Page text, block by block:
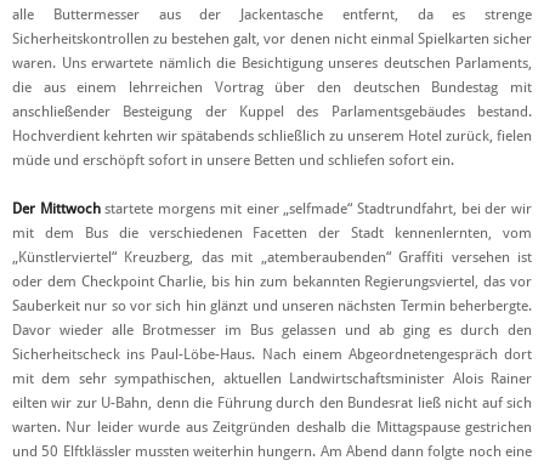
alle Buttermesser aus der Jackentasche entfernt, da es strenge
Sicherheitskontrollen zu bestehen galt, vor denen nicht einmal Spielkarten sicher
waren. Uns erwartete nämlich die Besichtigung unseres deutschen Parlaments,
die aus einem lehrreichen Vortrag über den deutschen Bundestag mit
anschließender Besteigung der Kuppel des Parlamentsgebäudes bestand.
Hochverdient kehrten wir spätabends schließlich zu unserem Hotel zurück, fielen
müde und erschöpft sofort in unsere Betten und schliefen sofort ein.
Der Mittwochstartete morgens mit einer „selfmade“ Stadtrundfahrt, bei der wir
mit dem Bus die verschiedenen Facetten der Stadt kennenlernten, vom
„Künstlerviertel“ Kreuzberg, das mit „atemberaubenden“ Graffiti versehen ist
oder dem Checkpoint Charlie, bis hin zum bekannten Regierungsviertel, das vor
Sauberkeit nur so vor sich hin glänzt und unseren nächsten Termin beherbergte.
Davor wieder alle Brotmesser im Bus gelassen und ab ging es durch den
Sicherheitscheck ins Paul-Löbe-Haus. Nach einem Abgeordnetengespräch dort
mit dem sehr sympathischen, aktuellen Landwirtschaftsminister Alois Rainer
eilten wir zur U-Bahn, denn die Führung durch den Bundesrat ließ nicht auf sich
warten. Nur leider wurde aus Zeitgründen deshalb die Mittagspause gestrichen
und 50 Elftklässler mussten weiterhin hungern. Am Abend dann folgte noch eine